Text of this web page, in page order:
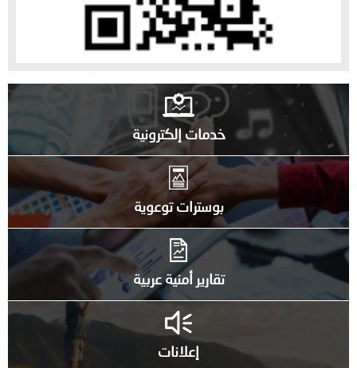
خدمات إلكترونية
بوسترات توعوية
تقارير أمنية عربية
إعلانات